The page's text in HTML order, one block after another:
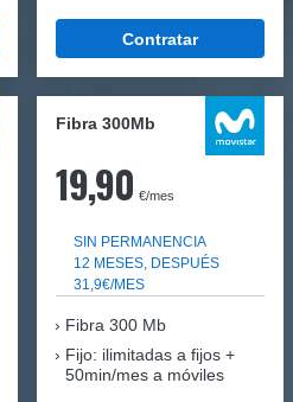
Contratar
Fibra 300Mb
19,90 €/mes
SIN PERMANENCIA
12 MESES, DESPUÉS
31,9€/MES
Fibra 300 Mb
Fijo: ilimitadas a fijos +
50min/mes a móviles